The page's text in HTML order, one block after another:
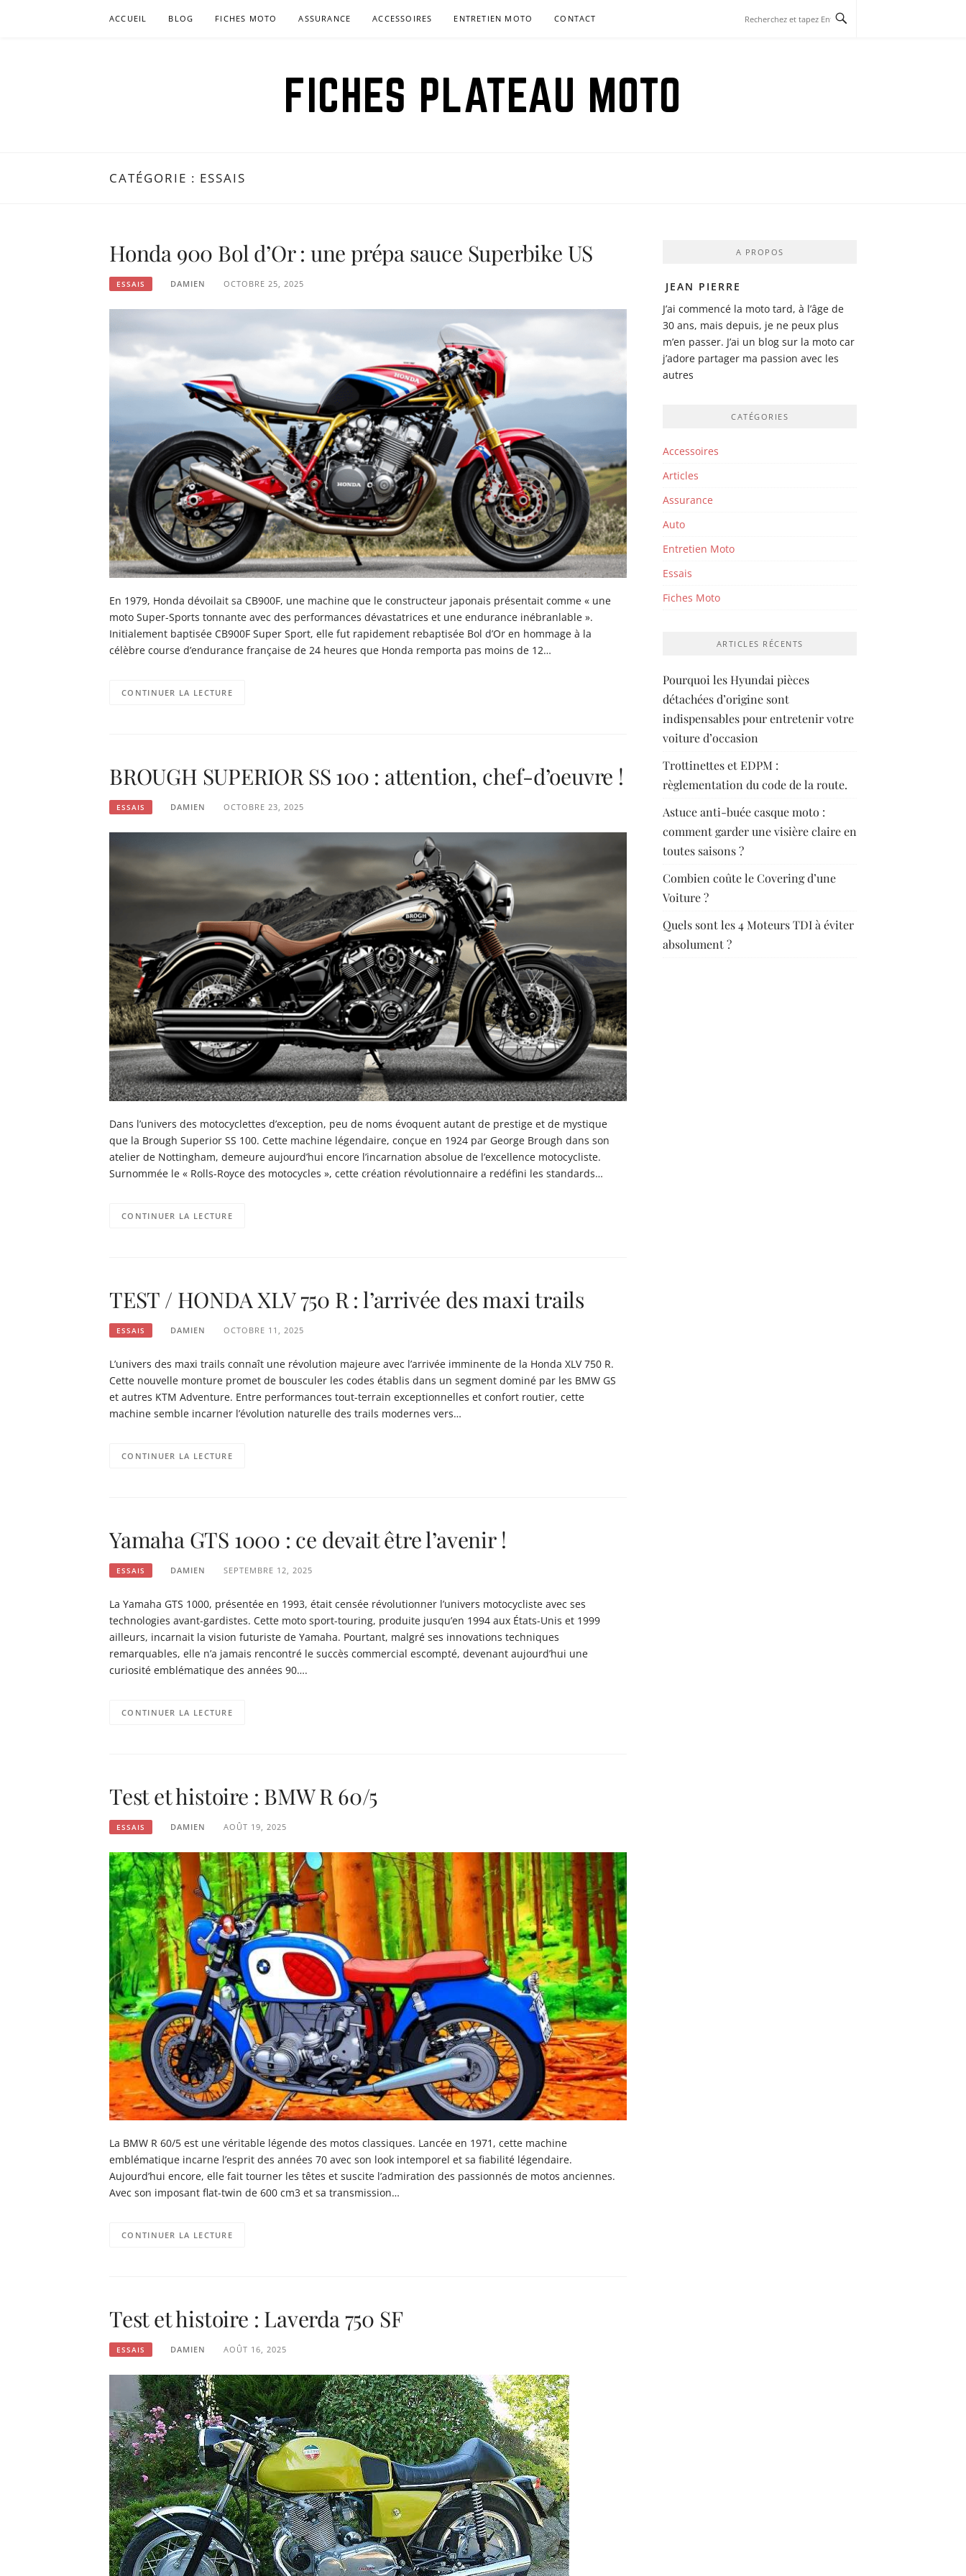
ACCUEIL BLOG FICHES MOTO ASSURANCE ACCESSOIRES ENTRETIEN MOTO CONTACT
FICHES PLATEAU MOTO
CATÉGORIE : ESSAIS
Honda 900 Bol d’Or : une prépa sauce Superbike US
ESSAIS DAMIEN OCTOBRE 25, 2025
En 1979, Honda dévoilait sa CB900F, une machine que le constructeur japonais présentait comme « une
moto Super-Sports tonnante avec des performances dévastatrices et une endurance inébranlable ».
Initialement baptisée CB900F Super Sport, elle fut rapidement rebaptisée Bol d’Or en hommage à la
célèbre course d’endurance française de 24 heures que Honda remporta pas moins de 12…
CONTINUER LA LECTURE
BROUGH SUPERIOR SS 100 : attention, chef-d’oeuvre !
ESSAIS DAMIEN OCTOBRE 23, 2025
Dans l’univers des motocyclettes d’exception, peu de noms évoquent autant de prestige et de mystique
que la Brough Superior SS 100. Cette machine légendaire, conçue en 1924 par George Brough dans son
atelier de Nottingham, demeure aujourd’hui encore l’incarnation absolue de l’excellence motocycliste.
Surnommée le « Rolls-Royce des motocycles », cette création révolutionnaire a redéfini les standards…
CONTINUER LA LECTURE
TEST / HONDA XLV 750 R : l’arrivée des maxi trails
ESSAIS DAMIEN OCTOBRE 11, 2025
L’univers des maxi trails connaît une révolution majeure avec l’arrivée imminente de la Honda XLV 750 R.
Cette nouvelle monture promet de bousculer les codes établis dans un segment dominé par les BMW GS
et autres KTM Adventure. Entre performances tout-terrain exceptionnelles et confort routier, cette
machine semble incarner l’évolution naturelle des trails modernes vers…
CONTINUER LA LECTURE
Yamaha GTS 1000 : ce devait être l’avenir !
ESSAIS DAMIEN SEPTEMBRE 12, 2025
La Yamaha GTS 1000, présentée en 1993, était censée révolutionner l’univers motocycliste avec ses
technologies avant-gardistes. Cette moto sport-touring, produite jusqu’en 1994 aux États-Unis et 1999
ailleurs, incarnait la vision futuriste de Yamaha. Pourtant, malgré ses innovations techniques
remarquables, elle n’a jamais rencontré le succès commercial escompté, devenant aujourd’hui une
curiosité emblématique des années 90….
CONTINUER LA LECTURE
Test et histoire : BMW R 60/5
ESSAIS DAMIEN AOÛT 19, 2025
La BMW R 60/5 est une véritable légende des motos classiques. Lancée en 1971, cette machine
emblématique incarne l’esprit des années 70 avec son look intemporel et sa fiabilité légendaire.
Aujourd’hui encore, elle fait tourner les têtes et suscite l’admiration des passionnés de motos anciennes.
Avec son imposant flat-twin de 600 cm3 et sa transmission…
CONTINUER LA LECTURE
Test et histoire : Laverda 750 SF
ESSAIS DAMIEN AOÛT 16, 2025
A PROPOS
JEAN PIERRE
J’ai commencé la moto tard, à l’âge de
30 ans, mais depuis, je ne peux plus
m’en passer. J’ai un blog sur la moto car
j’adore partager ma passion avec les
autres
CATÉGORIES
Accessoires
Articles
Assurance
Auto
Entretien Moto
Essais
Fiches Moto
ARTICLES RÉCENTS
Pourquoi les Hyundai pièces
détachées d’origine sont
indispensables pour entretenir votre
voiture d’occasion
Trottinettes et EDPM :
règlementation du code de la route.
Astuce anti-buée casque moto :
comment garder une visière claire en
toutes saisons ?
Combien coûte le Covering d’une
Voiture ?
Quels sont les 4 Moteurs TDI à éviter
absolument ?